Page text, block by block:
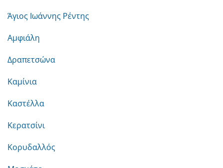
Άγιος Ιωάννης Ρέντης
Αμφιάλη
Δραπετσώνα
Καμίνια
Καστέλλα
Κερατσίνι
Κορυδαλλός